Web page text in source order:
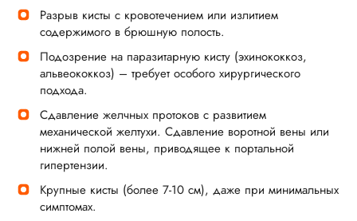
Разрыв кисты с кровотечением или излитием
содержимого в брюшную полость.
Подозрение на паразитарную кисту (эхинококкоз,
альвеококкоз) – требует особого хирургического
подхода.
Сдавление желчных протоков с развитием
механической желтухи. Сдавление воротной вены или
нижней полой вены, приводящее к портальной
гипертензии.
Крупные кисты (более 7-10 см), даже при минимальных
симптомах.